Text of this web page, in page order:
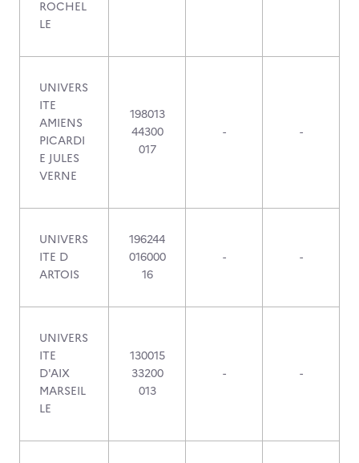
ROCHEL
LE
UNIVERS
ITE
AMIENS
PICARDI
E JULES
VERNE
198013
44300
017
- -
UNIVERS
ITE D
ARTOIS
196244
016000
16
- -
UNIVERS
ITE
D'AIX
MARSEIL
LE
130015
33200
013
- -